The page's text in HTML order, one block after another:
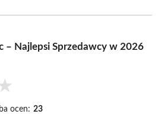
– Najlepsi Sprzedawcy w 2026
ocen: 23